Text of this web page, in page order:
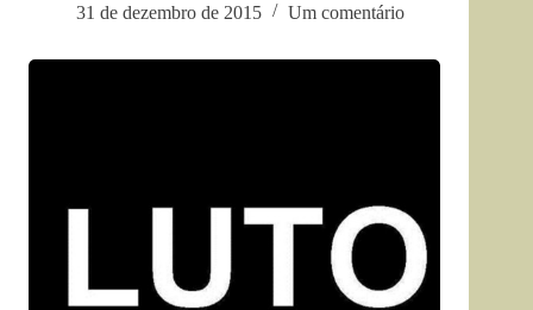
31 de dezembro de 2015
Um comentário